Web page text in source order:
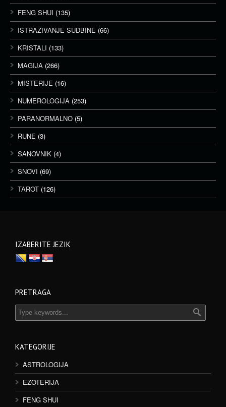
FENG SHUI (135)
ISTRAŽIVANJE SUDBINE (66)
KRISTALI (133)
MAGIJA (266)
MISTERIJE (16)
NUMEROLOGIJA (253)
PARANORMALNO (5)
RUNE (3)
SANOVNIK (4)
SNOVI (69)
TAROT (126)
IZABERITE JEZIK
PRETRAGA
KATEGORIJE
ASTROLOGIJA
EZOTERIJA
FENG SHUI